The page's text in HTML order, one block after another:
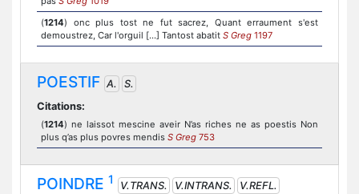
(1214) onc plus tost ne fut sacrez, Quant erraument s'est
demoustrez, Car l'orguil [...] Tantost abatit S Greg 1197
POESTIF A.
S.
Citations:
(1214) ne laissot mescine aveir N’as riches ne as poestis Non
plus q’as plus povres mendis S Greg 753
POINDRE 1 V.TRANS. V.INTRANS.
V.REFL.